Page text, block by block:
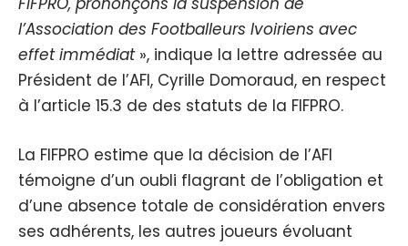
l’Association des Footballeurs Ivoiriens avec
effet immédiat», indique la lettre adressée au
Président de l’AFI, Cyrille Domoraud, en respect
à l’article 15.3 de des statuts de la FIFPRO.
La FIFPRO estime que la décision de l’AFI
témoigne d’un oubli flagrant de l’obligation et
d’une absence totale de considération envers
ses adhérents, les autres joueurs évoluant